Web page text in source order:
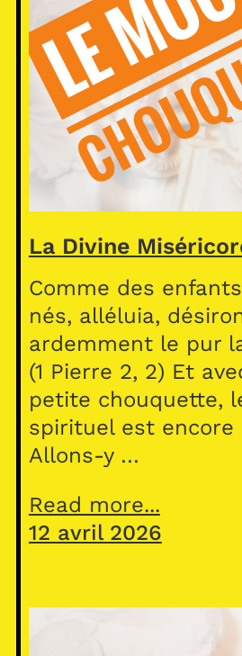
La Divine
Comme des
nés, alléluia,
ardemment le pur
(1 Pierre 2, 2) Et
petite chouquette,
spirituel est encore
Allons-y …
Read more...
12 avril 2026